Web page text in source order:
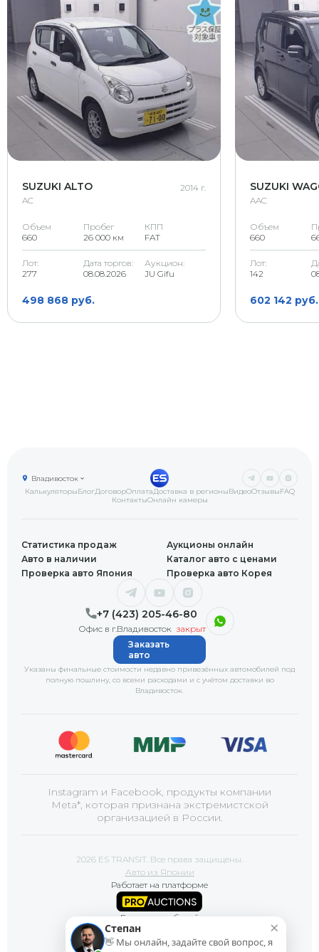
SUZUKI ALTO
AC
2014 г.
Объем
660
Пробег
26 000 км
КПП
FAT
Лот:
277
Дата торгов:
08.08.2026
Аукцион:
JU Gifu
498 868 руб.
SUZUKI
AAC
Объем
660
Лот:
142
602 142 руб.
КалькуляторыБлогДоговорОплатаДоставка в регионыВидеоОтзывыFAQ
КонтактыОнлайн камеры
Владивосток
+7 (423) 205-46-80
Офис в г.Владивосток закрыт
Статистика продаж
Аукционы онлайн
Авто в наличии
Каталог авто с ценами
Проверка авто Япония
Проверка авто Корея
Указаны финальные стоимости недавно привезённых автомобилей под
полную пошлину, со всеми расходами и с учётом доставки во
Владивосток.
Заказать
авто
Instagram и Facebook, продукты компании
Meta*, которая признана экстремистской
организацией в России.
2026 ES TRANSIT. Все права защищены.
Авто из Японии
Работает на платформе
Базы автомобилей ×
Степан
👋 Мы онлайн, задайте свой вопрос, я